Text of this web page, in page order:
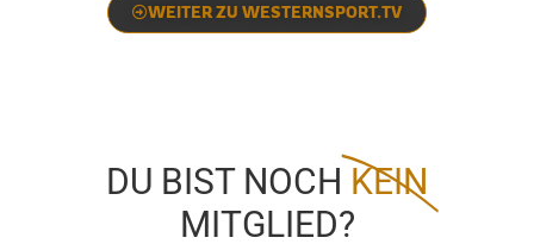
WEITER ZU WESTERNSPORT.TV
DU BIST NOCH KEIN
MITGLIED?